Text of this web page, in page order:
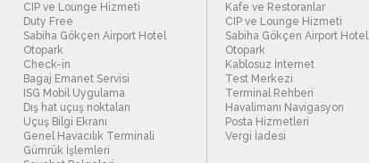
CIP ve Lounge Hizmeti
Duty Free
Sabiha Gökçen Airport Hotel
Otopark
Check-in
Bagaj Emanet Servisi
ISG Mobil Uygulama
Dış hat uçuş noktaları
Uçuş Bilgi Ekranı
Genel Havacılık Terminali
Gümrük İşlemleri
Kafe ve Restoranlar
CIP ve Lounge Hizmeti
Sabiha Gökçen Airport Hotel
Otopark
Kablosuz İnternet
Test Merkezi
Terminal Rehberi
Havalimanı Navigasyon
Posta Hizmetleri
Vergi İadesi